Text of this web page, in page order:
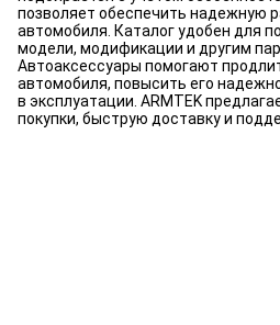
позволяет обеспечить надежную
автомобиля. Каталог удобен для
модели, модификации и другим
Автоаксессуары помогают
автомобиля, повысить его
в эксплуатации. ARMTEK
покупки, быструю доставку и